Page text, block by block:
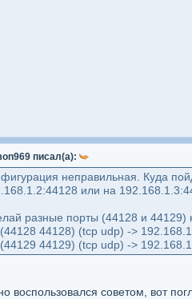
писал(а):
неправильная. Куда
или на
разные порты (44128 и 44129)
44128) (tcp udp) ->
44129) (tcp udp) ->
воспользовался советом, вот